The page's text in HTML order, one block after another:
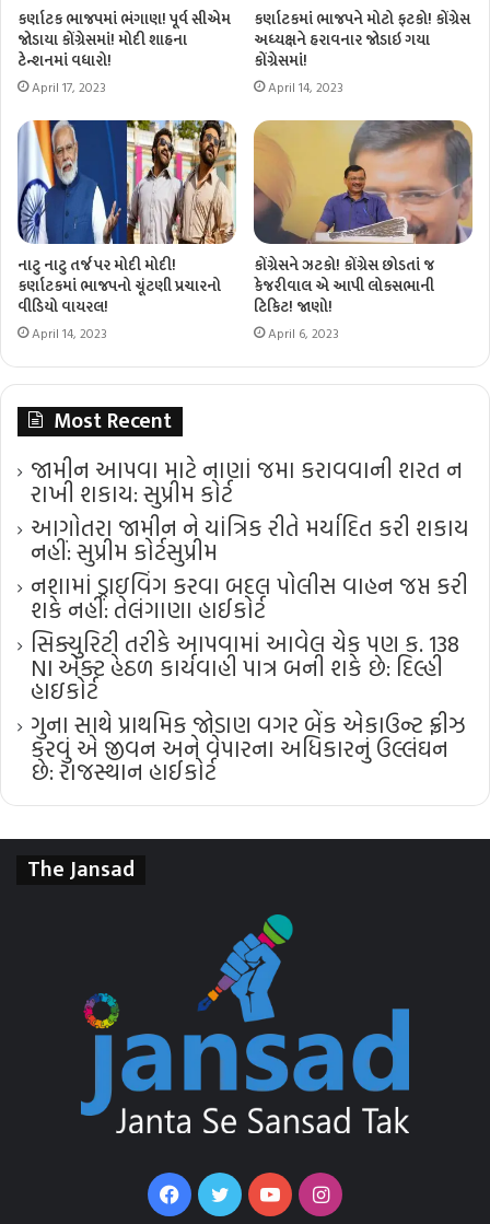
કર્ણાટક ભાજપમાં ભંગાણ! પૂર્વ સીએમ
જોડાયા કોંગ્રેસમાં! મોદી શાહના
ટેન્શનમાં વધારો!
April 17, 2023
કર્ણાટકમાં ભાજપને મોટો ફટકો! કોંગ્રેસ
અધ્યક્ષને હરાવનાર જોડાઇ ગયા
કોંગ્રેસમાં!
April 14, 2023
નાટુ નાટુ તર્જ પર મોદી મોદી!
કર્ણાટકમાં ભાજપનો ચૂંટણી પ્રચારનો
વીડિયો વાયરલ!
April 14, 2023
કોંગ્રેસને ઝટકો! કોંગ્રેસ છોડતાં જ
કેજરીવાલ એ આપી લોકસભાની
ટિકિટ! જાણો!
April 6, 2023
Most Recent
જામીન આપવા માટે નાણાં જમા કરાવવાની શરત ન
રાખી શકાય: સુપ્રીમ કોર્ટ
આગોતરા જામીન ને યાંત્રિક રીતે મર્યાદિત કરી શકાય
નહીં: સુપ્રીમ કોર્ટ​સુપ્રીમ
નશામાં ડ્રાઇવિંગ કરવા બદલ પોલીસ વાહન જપ્ત કરી
શકે નહીં: તેલંગાણા હાઈકોર્ટ
સિક્યુરિટી તરીકે આપવામાં આવેલ ચેક પણ ક. 138
NI એક્ટ હેઠળ કાર્યવાહી પાત્ર બની શકે છે: દિલ્હી
હાઇકોર્ટ
ગુના સાથે પ્રાથમિક જોડાણ વગર બેંક એકાઉન્ટ ફ્રીઝ
કરવું એ જીવન અને વેપારના અધિકારનું ઉલ્લંઘન
છે: રાજસ્થાન હાઈકોર્ટ
The Jansad
FacebookTwitterYouTubeInstagram